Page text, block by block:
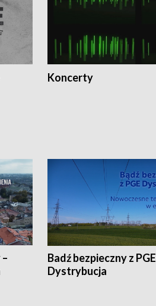
Koncerty
Badź bezpieczny z PGE
Dystrybucja